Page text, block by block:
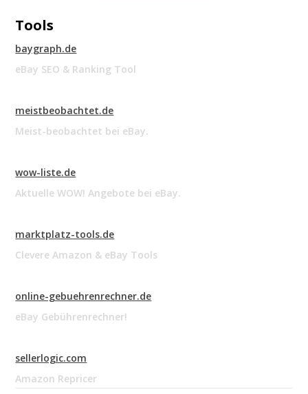
Tools
baygraph.de
eBay SEO & Ranking Tool
meistbeobachtet.de
Meist-beobachtet bei eBay.
wow-liste.de
Aktuelle WOW! Angebote bei eBay.
marktplatz-tools.de
Clevere Amazon & eBay Tools
online-gebuehrenrechner.de
eBay Gebührenrechner!
sellerlogic.com
Amazon Repricer